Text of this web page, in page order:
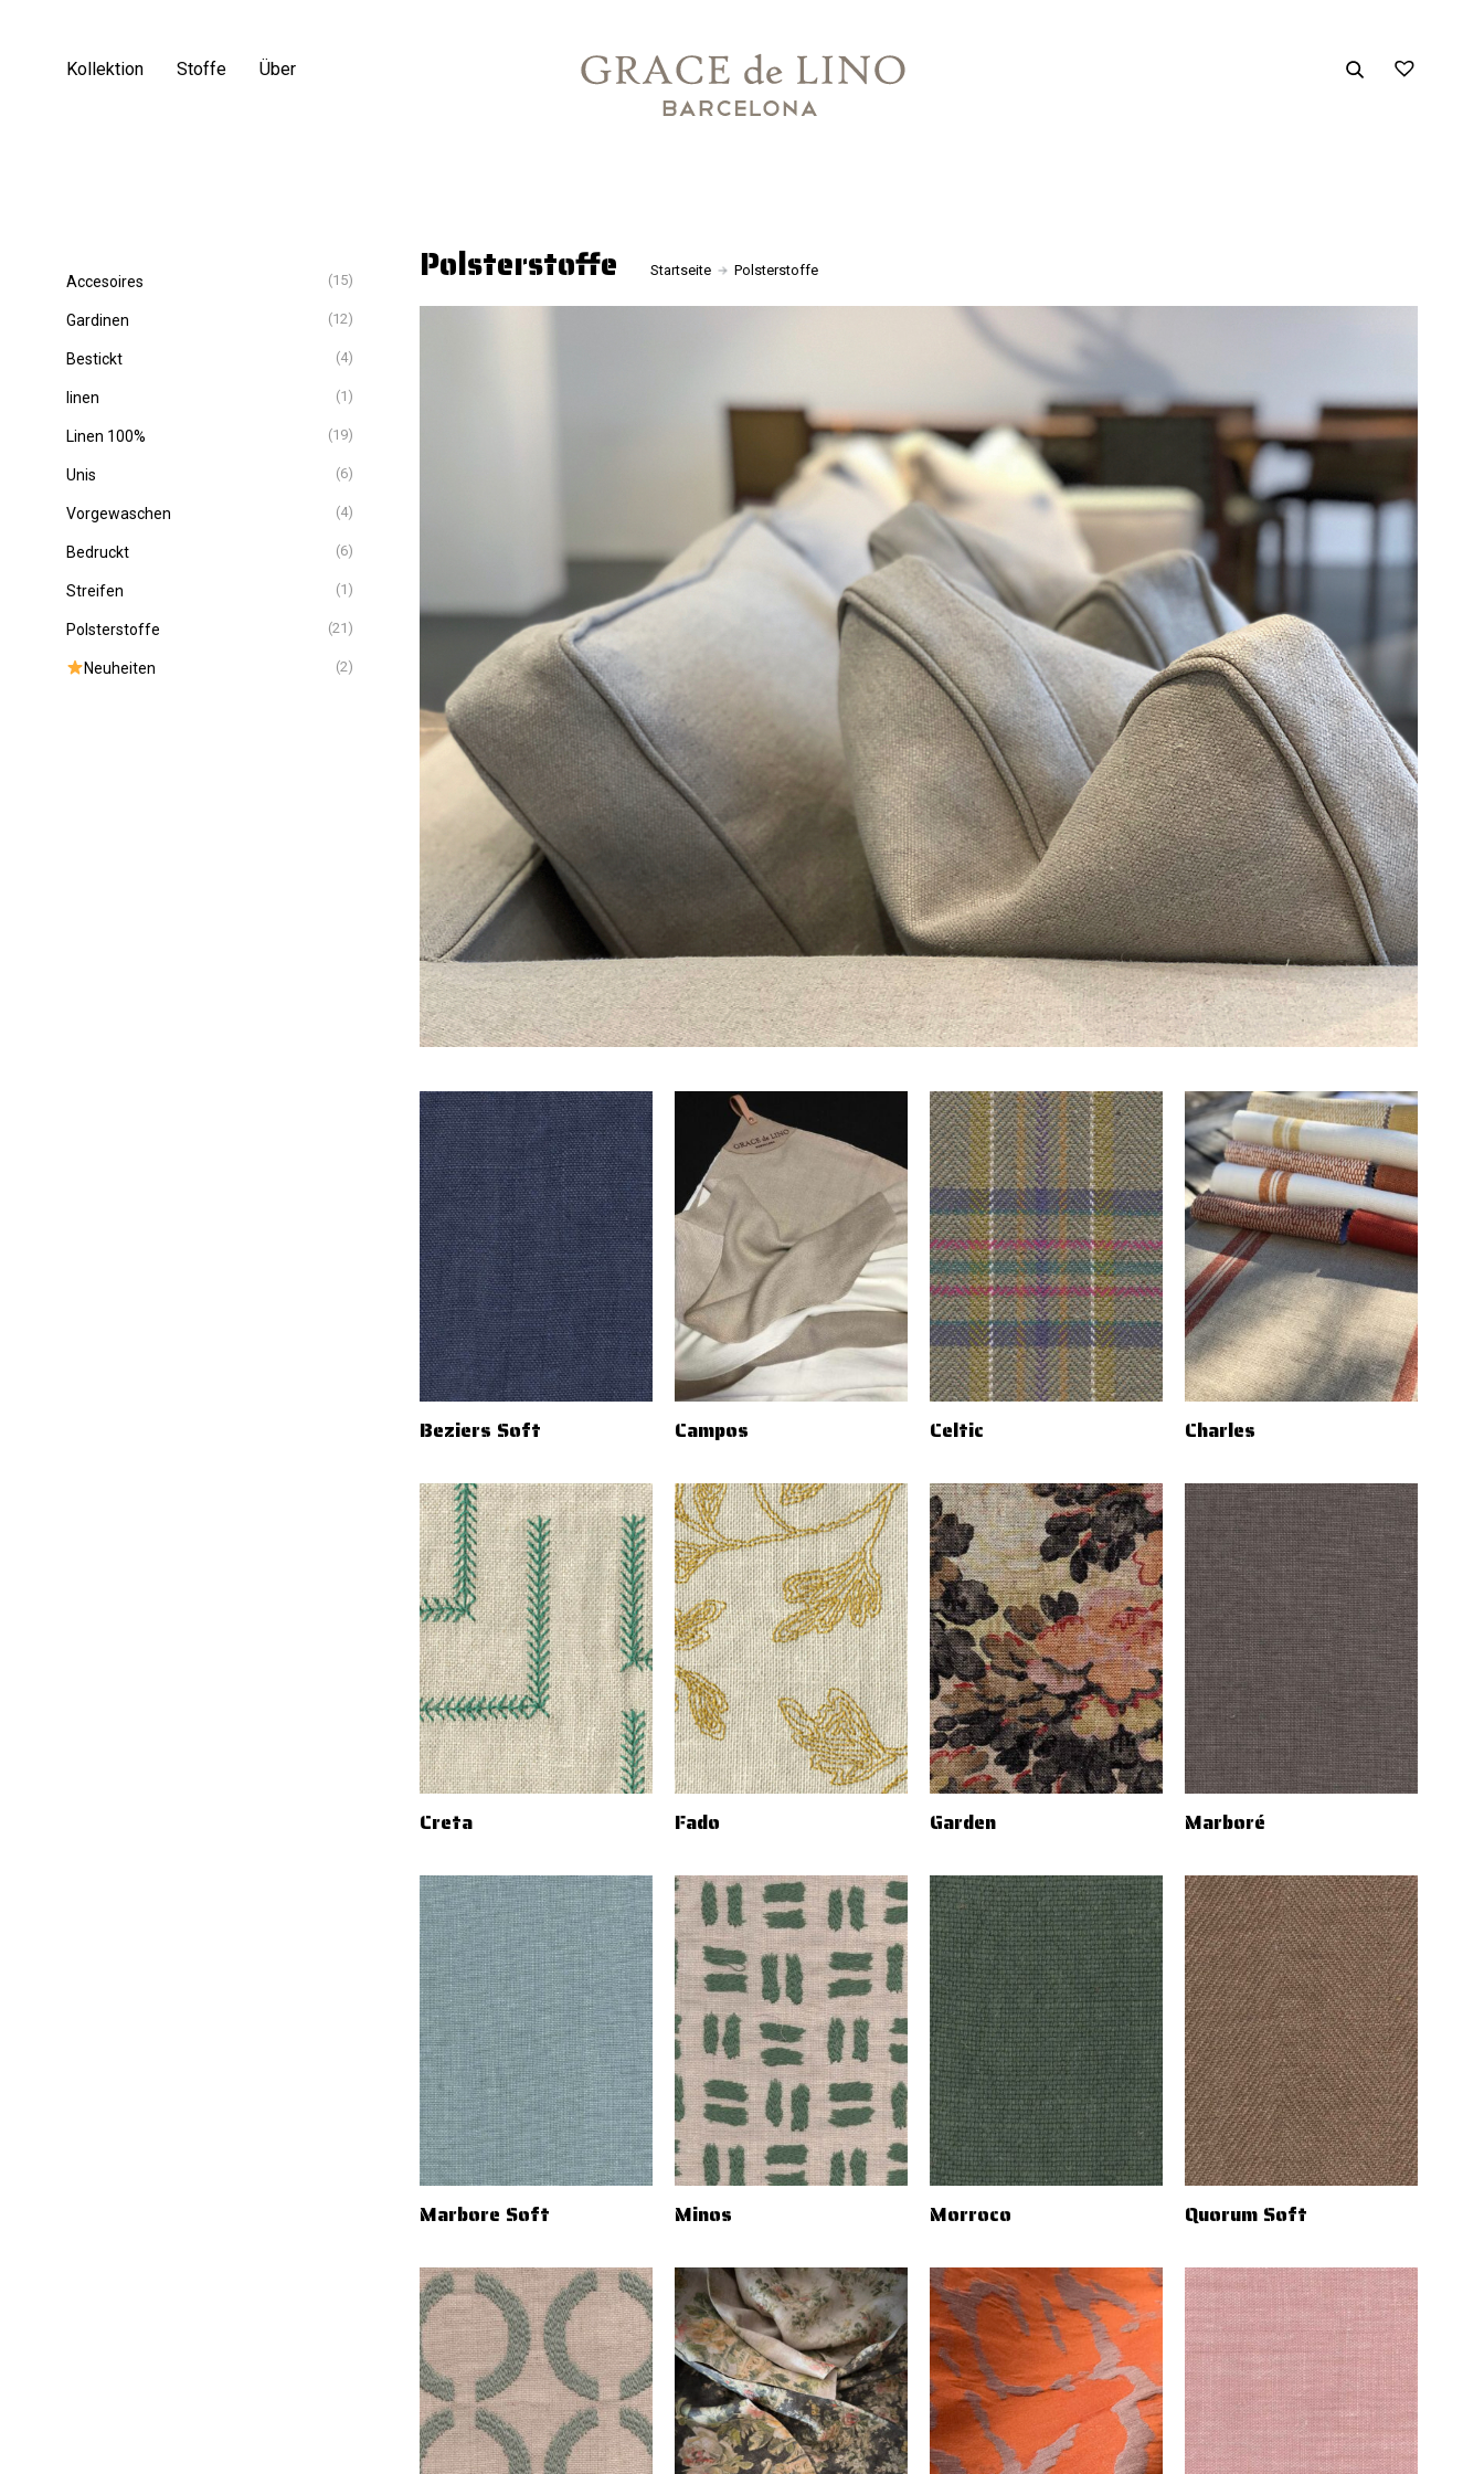
Kollektion Stoffe Über
Polsterstoffe Startseite Polsterstoffe
Beziers Soft Campos Celtic Charles
Creta Fado Garden Marboré
Marbore Soft Minos Morroco Quorum Soft
Accesoires (15)
Gardinen (12)
Bestickt (4)
linen (1)
Linen 100% (19)
Unis (6)
Vorgewaschen (4)
Bedruckt (6)
Streifen (1)
Polsterstoffe (21)
Neuheiten (2)